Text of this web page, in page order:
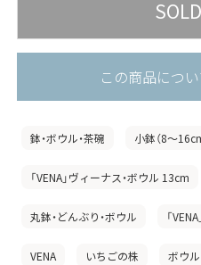
この商品につ
鉢・ボウル・茶碗 小鉢（8〜
「VENA」ヴィーナス・ボウル 13cm
丸鉢・どんぶり・ボウル 「
VENA いちごの株 ボウル